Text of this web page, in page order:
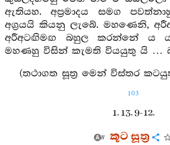
ඇතියහ. අප්‍රමාදය සමග
අග්‍රයයි කියනු ලැබේ. මහණෙනි,
අරීඅටඟිමඟ බහුල කරන්නේ ය
මහණහු විසින් කැමති වියයුතු යි …
(තථාගත සූත්‍ර මෙන් විස්තර
103
1. 13. 9-12.
කූට සූත්‍ර